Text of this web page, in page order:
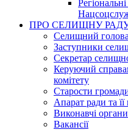
ПРО СЕЛИЩНУ
Селищний голова
Заступники
Секретар
Керуючий
комітету
Старости
Апарат ради та
Виконавчі органи
Вакансії